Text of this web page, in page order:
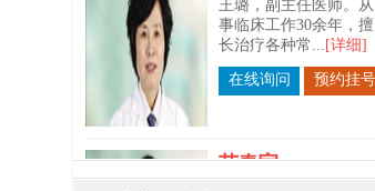
王璐，副主任医师。从
事临床工作30余年，擅
长治疗各种常...[详细]
在线询问 预约挂号
苗春宇